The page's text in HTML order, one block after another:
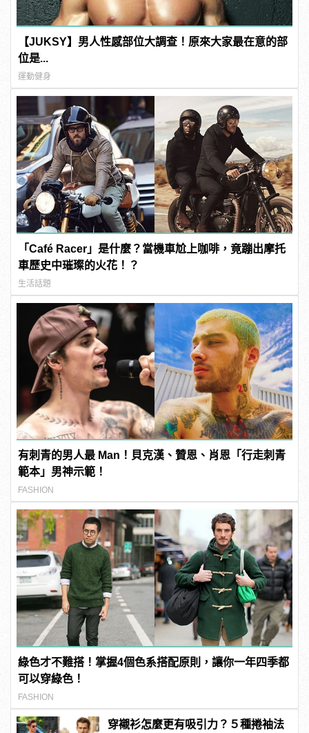
【JUKSY】男人性感部位大調查！原來大家最在意的部
位是...
運動健身
「Café Racer」是什麼？當機車尬上咖啡，竟蹦出摩托
車歷史中璀璨的火花！？
生活話題
有刺青的男人最 Man！貝克漢、贊恩、肖恩「行走刺青
範本」男神示範！
FASHION
綠色才不難搭！掌握4個色系搭配原則，讓你一年四季都
可以穿綠色！
FASHION
穿襯衫怎麼更有吸引力？５種捲袖法